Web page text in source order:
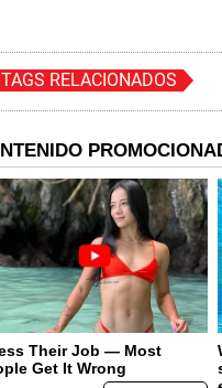
TAGS RELACIONADOS